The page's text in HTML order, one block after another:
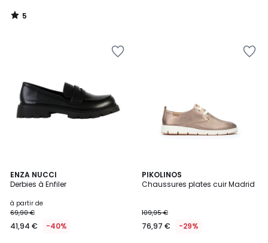
5
/
ENZA NUCCI
Derbies à Enfiler
à partir de
69,90 €
41,94 € -40%
PIKOLINOS
Chaussures plates cuir Madrid
109,95 €
76,97 € -29%